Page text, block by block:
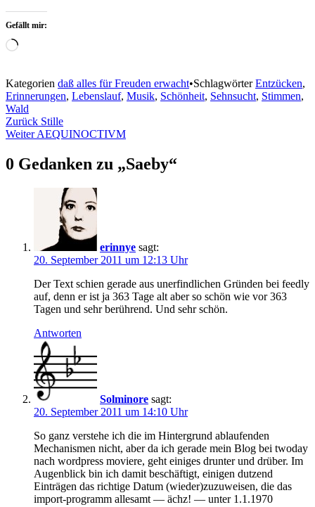
Gefällt mir:
Wird
Kategorien daß alles für Freuden erwacht•SchlagwörterEntzücken,
Erinnerungen, Lebenslauf, Musik, Schönheit, Sehnsucht, Stimmen,
Wald
Beitragsnavigation
Zurück Stille
Weiter AEQUINOCTIVM
0 Gedanken zu „Saeby“
erinnye sagt:
20. September 2011 um 12:13 Uhr
Der Text schien gerade aus unerfindlichen Gründen bei feedly
auf, denn er ist ja 363 Tage alt aber so schön wie vor 363
Tagen und sehr berührend. Und sehr schön.
Antworten
Solminore sagt:
20. September 2011 um 14:10 Uhr
So ganz verstehe ich die im Hintergrund ablaufenden
Mechanismen nicht, aber da ich gerade mein Blog bei twoday
nach wordpress moviere, geht einiges drunter und drüber. Im
Augenblick bin ich damit beschäftigt, einigen dutzend
Einträgen das richtige Datum (wieder)zuzuweisen, die das
import-programm allesamt — ächz! — unter 1.1.1970